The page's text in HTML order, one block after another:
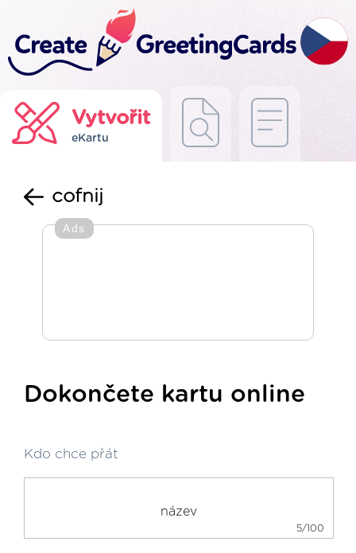
Vytvořit
eKartu
cofnij
Ads
Dokončete kartu online
Kdo chce přát
5/100